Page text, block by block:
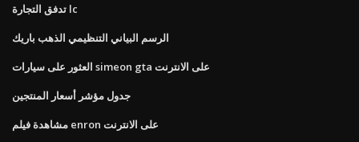
تدفق التجارة lc
الرسم البياني التنظيمي الذهب باريك
العثور على سيارات simeon gta على الانترنت
جدول مؤشر أسعار المنتجين
مشاهدة فيلم enron على الانترنت